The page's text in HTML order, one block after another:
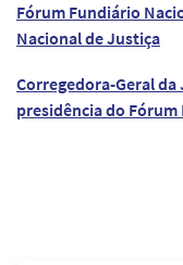
Fórum Fundiário
Nacional de Justiça
Corregedora-Geral
presidência do